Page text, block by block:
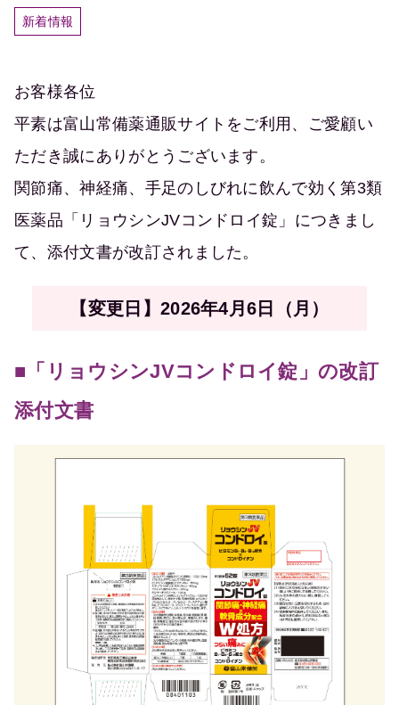
新着情報
お客様各位
平素は富山常備薬通販サイトをご利用、ご愛顧い
ただき誠にありがとうございます。
関節痛、神経痛、手足のしびれに飲んで効く第3類
医薬品「リョウシンJVコンドロイ錠」につきまし
て、添付文書が改訂されました。
【変更日】2026年4月6日（月）
■「リョウシンJVコンドロイ錠」の改訂
添付文書